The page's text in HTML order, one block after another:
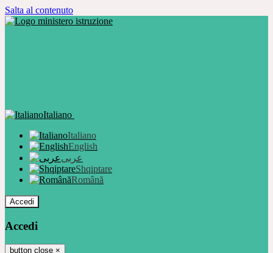
Salta al contenuto
Italiano
Italiano
English
عربى
Shqiptare
Română
Accedi
Accedi
button close ×